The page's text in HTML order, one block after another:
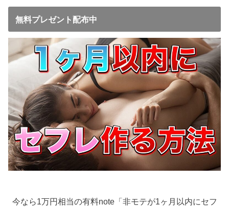
無料プレゼント配布中
今なら1万円相当の有料note「非モテが1ヶ月以内にセフ